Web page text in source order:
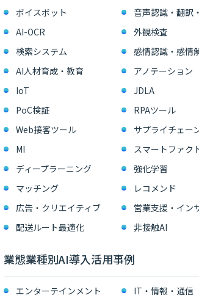
ボイスボット
音声認識・翻訳
AI-OCR
外観検査
検索システム
感情認識・感情
AI人材育成・教育
アノテーション
IoT
JDLA
PoC検証
RPAツール
Web接客ツール
サプライチェー
MI
スマートファク
ディープラーニング
強化学習
マッチング
レコメンド
広告・クリエイティブ
配送ルート最適化
非接触AI
業態業種別AI導入活用事例
エンターテインメント IT・情報・通信